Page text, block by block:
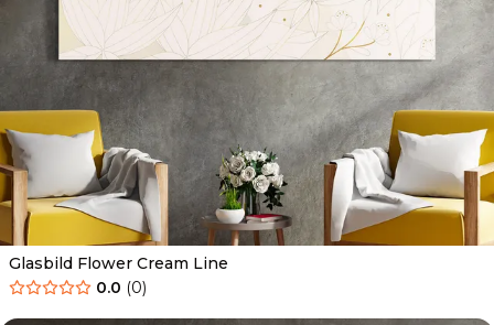
Glasbild Flower Cream Line
0.0 (0)
Ab 69.90 € 44.90